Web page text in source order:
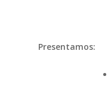
Presentamos: